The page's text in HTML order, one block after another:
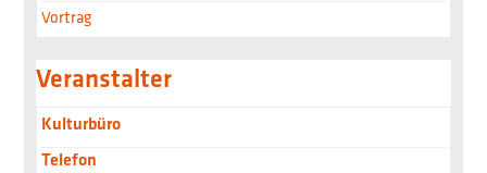
Vortrag
Veranstalter
Kulturbüro
Telefon